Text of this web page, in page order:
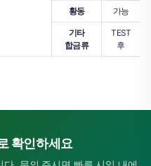
황동 가능
기타
합금류
TEST
후
확인하세요